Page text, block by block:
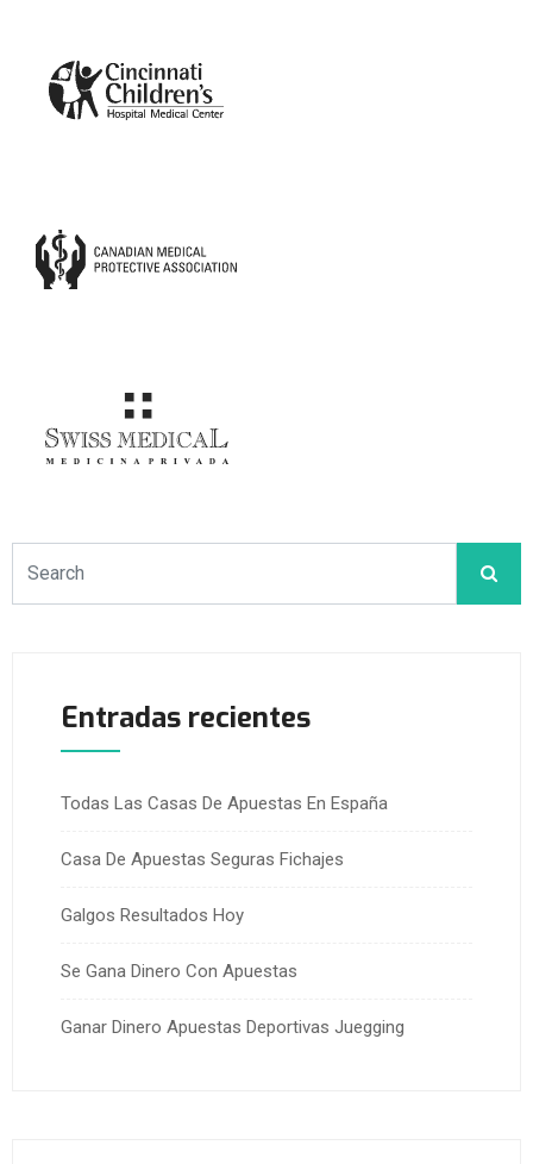
Entradas recientes
Todas Las Casas De Apuestas En España
Casa De Apuestas Seguras Fichajes
Galgos Resultados Hoy
Se Gana Dinero Con Apuestas
Ganar Dinero Apuestas Deportivas Juegging